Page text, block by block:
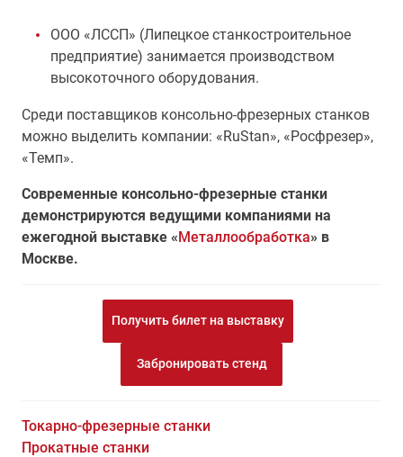
ООО «ЛССП» (Липецкое станкостроительное
предприятие) занимается производством
высокоточного оборудования.
Среди поставщиков консольно-фрезерных станков
можно выделить компании: «RuStan», «Росфрезер»,
«Темп».
Современные консольно-фрезерные станки
демонстрируются ведущими компаниями на
ежегодной выставке «Металлообработка» в
Москве.
Получить билет на выставку
Забронировать стенд
Токарно-фрезерные станки
Прокатные станки